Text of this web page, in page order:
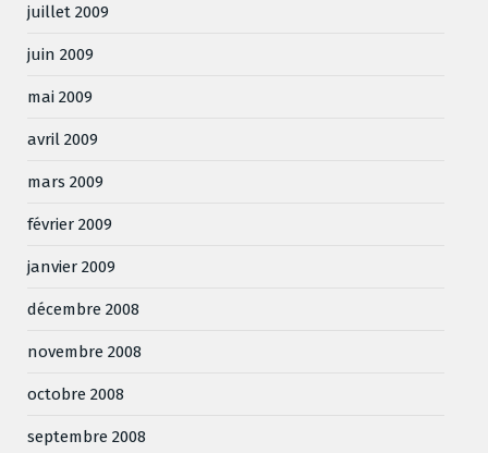
juillet 2009
juin 2009
mai 2009
avril 2009
mars 2009
février 2009
janvier 2009
décembre 2008
novembre 2008
octobre 2008
septembre 2008